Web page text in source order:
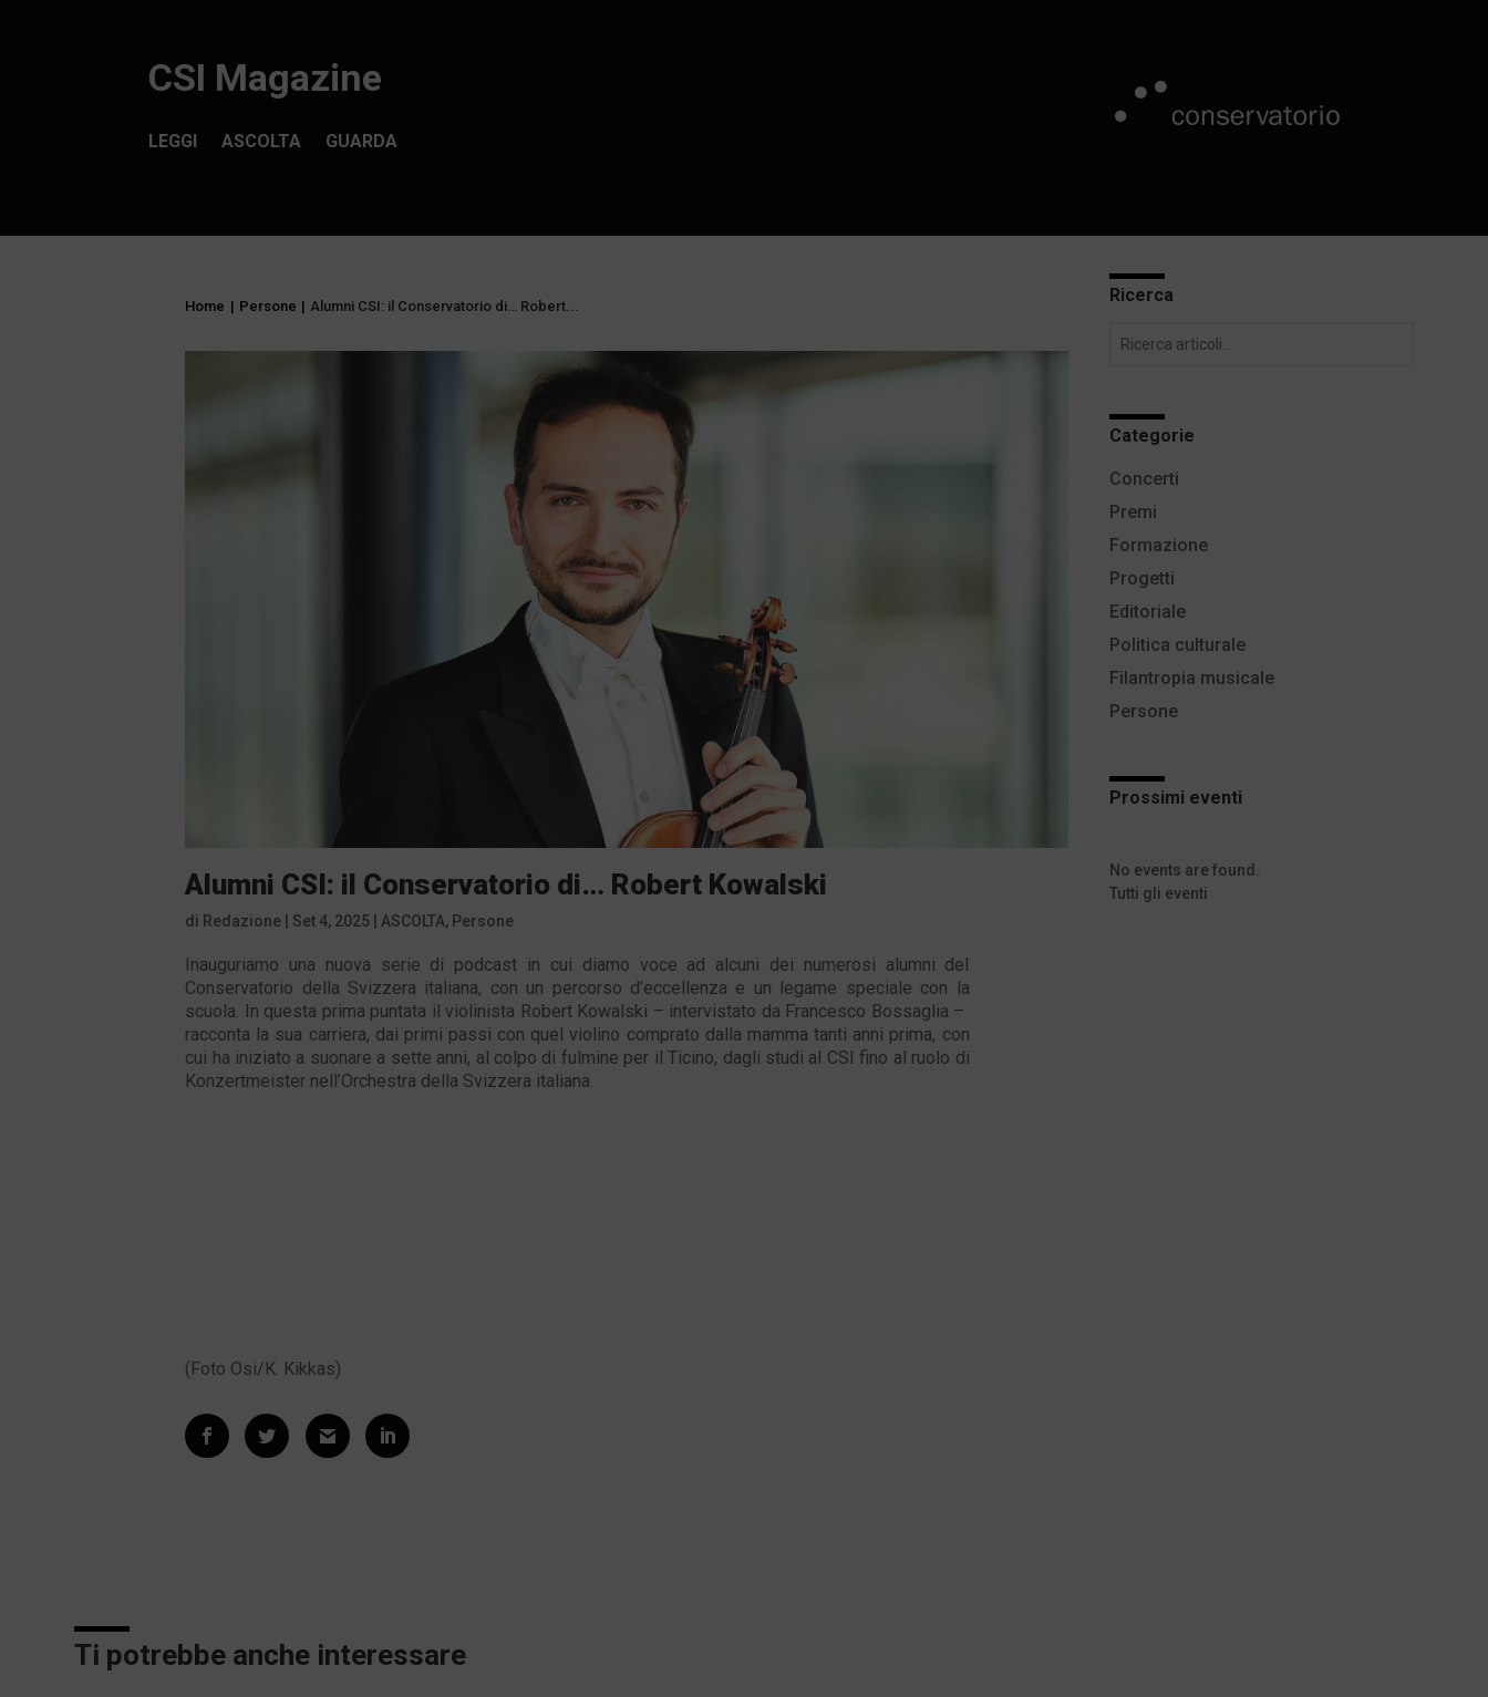
CSI Magazine
ASCOLTA GUARDA
LEGGI
Home | Persone | Alumni CSI: il Conservatorio di… Robert...
Alumni CSI: il Conservatorio di… Robert Kowalski
di Redazione Set 4, 2025 ASCOLTA, Persone
Inauguriamo una nuova serie di podcast in cui diamo voce ad alcuni dei numerosi alumni del
Conservatorio della Svizzera italiana, con un percorso d’eccellenza e un legame speciale con la
scuola. In questa prima puntata il violinista Robert Kowalski – intervistato da Francesco Bossaglia –
racconta la sua carriera, dai primi passi con quel violino comprato dalla mamma tanti anni prima, con
cui ha iniziato a suonare a sette anni, al colpo di fulmine per il Ticino, dagli studi al CSI fino al ruolo di
Konzertmeister nell’Orchestra della Svizzera italiana.
(Foto Osi/K. Kikkas)
Ti potrebbe anche interessare
Ricerca
Categorie
Editoriale
Persone
Progetti
Premi
Politica culturale
Filantropia musicale
Formazione
Concerti
Prossimi eventi
No events are found.
Tutti gli eventi